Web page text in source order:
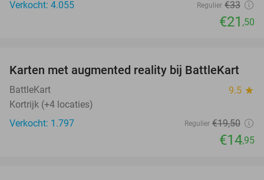
Verkocht: 4.055
Regulier €33
€21 ,50
23%
Karten met augmented reality bij BattleKart
BattleKart 9.5 star
Kortrijk (+4 locaties)
Verkocht: 1.797
Regulier €19,50
€14,95